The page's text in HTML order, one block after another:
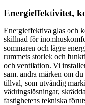
Energieffektivitet,
Energieffektiva glas och
skillnad för
sommaren och lägre
rummets storlek och
och ventilation. Vi
samt andra märken om
tillval, som utvändig
vädringslösningar,
fastighetens tekniska